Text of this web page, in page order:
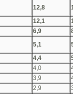
12,8
12,1
6,9
5,1
4,4
4,0
3,9
2,9